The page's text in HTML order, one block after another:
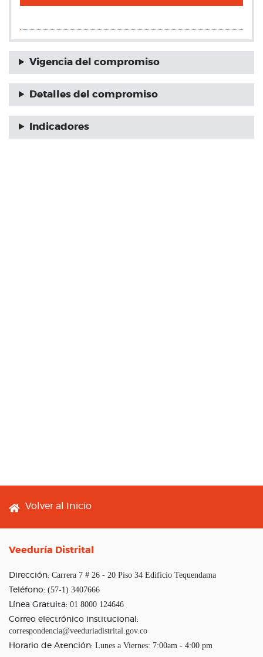
Vigencia del compromiso
Detalles del compromiso
Indicadores
Footer menu
Volver al Inicio
Veeduría Distrital
Dirección: Carrera 7 # 26 - 20 Piso 34 Edificio Tequendama
Teléfono: (57-1) 3407666
Línea Gratuita: 01 8000 124646
Correo electrónico institucional:
correspondencia@veeduriadistrital.gov.co
Horario de Atención: Lunes a Viernes: 7:00am - 4:00 pm